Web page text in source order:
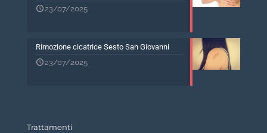
23/07/2025
Rimozione cicatrice Sesto San Giovanni
23/07/2025
Trattamenti